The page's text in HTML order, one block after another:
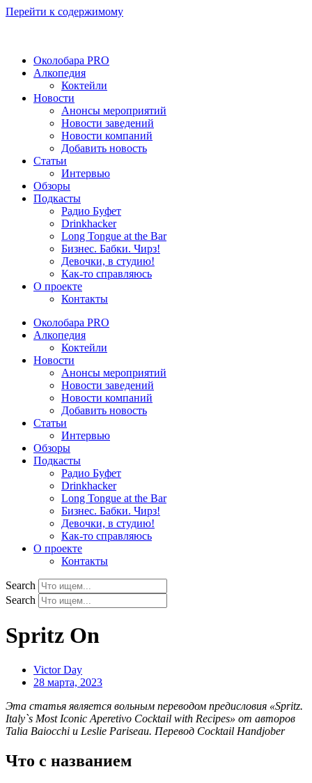
Перейти к содержимому
Околобара PRO
Алкопедия
Коктейли
Новости
Анонсы мероприятий
Новости заведений
Новости компаний
Добавить новость
Статьи
Интервью
Обзоры
Подкасты
Радио Буфет
Drinkhacker
Long Tongue at the Bar
Бизнес. Бабки. Чирз!
Девочки, в студию!
Как-то справляюсь
О проекте
Контакты
Околобара PRO
Алкопедия
Коктейли
Новости
Анонсы мероприятий
Новости заведений
Новости компаний
Добавить новость
Статьи
Интервью
Обзоры
Подкасты
Радио Буфет
Drinkhacker
Long Tongue at the Bar
Бизнес. Бабки. Чирз!
Девочки, в студию!
Как-то справляюсь
О проекте
Контакты
Search
Search
Spritz On
Victor Day
28 марта, 2023
Эта статья является вольным переводом предисловия «Spritz.
Italy`s Most Iconic Aperetivo Cocktail with Recipes» от авторов
Talia Baiocchi и Leslie Pariseau. Перевод Cocktail Handjober
Что с названием